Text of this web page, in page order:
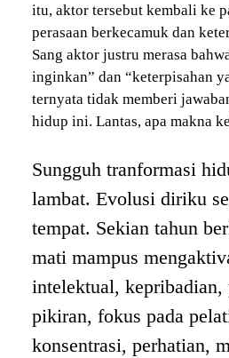
itu, aktor tersebut kembali ke
perasaan berkecamuk dan
Sang aktor justru merasa
inginkan” dan “keterpisahan
ternyata tidak memberi
hidup ini. Lantas, apa makna
Sungguh tranformasi
lambat. Evolusi diriku
tempat. Sekian tahun
mati mampus
intelektual, kepribadian,
pikiran, fokus pada
konsentrasi, perhatian,